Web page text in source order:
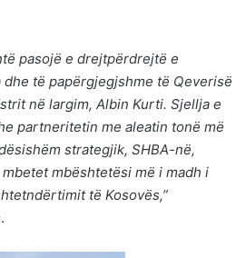
pasojë e drejtpërdrejtë e
të papërgjegjshme të Qeverisë
në largim, Albin Kurti. Sjellja e
partneritetin me aleatin tonë më
strategjik, SHBA-në,
mbështetësi më i madh i
të Kosovës,”